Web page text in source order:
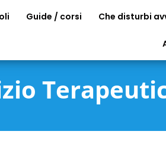
Guide / corsi Che disturbi